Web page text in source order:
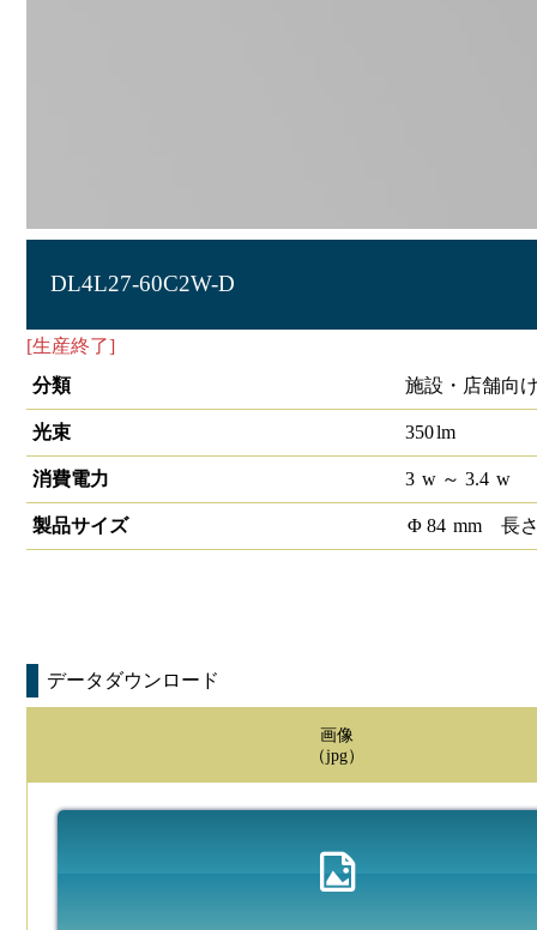
DL4L27-60C2W-D
[生産終了]
分類
施設・店舗向
光束 350lm
消費電力 3 w～ 3.4 w
製品サイズ Φ 84 mm 長
データダウンロード
画像
（jpg）